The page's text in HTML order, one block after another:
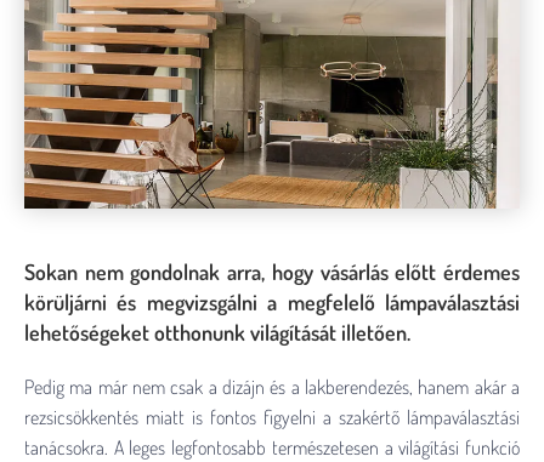
Sokan nem gondolnak arra, hogy vásárlás előtt érdemes
körüljárni és megvizsgálni a megfelelő lámpaválasztási
lehetőségeket otthonunk világítását illetően.
Pedig ma már nem csak a dizájn és a lakberendezés, hanem akár a
rezsicsökkentés miatt is fontos figyelni a szakértő lámpaválasztási
tanácsokra. A leges legfontosabb természetesen a világítási funkció